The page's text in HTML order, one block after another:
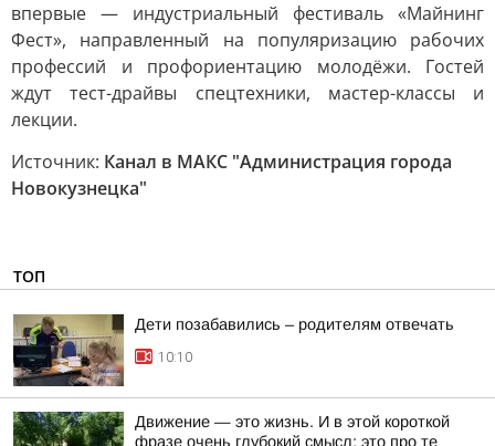
впервые — индустриальный фестиваль «Майнинг
Фест», направленный на популяризацию рабочих
профессий и профориентацию молодёжи. Гостей
ждут тест-драйвы спецтехники, мастер-классы и
лекции.
Источник: Канал в МАКС "Администрация города
Новокузнецка"
ТОП
Дети позабавились – родителям отвечать
10:10
Движение — это жизнь. И в этой короткой
фразе очень глубокий смысл: это про те